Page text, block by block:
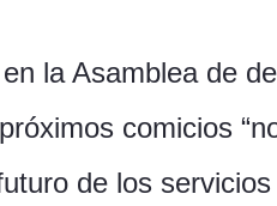
la Asamblea de
comicios
de los